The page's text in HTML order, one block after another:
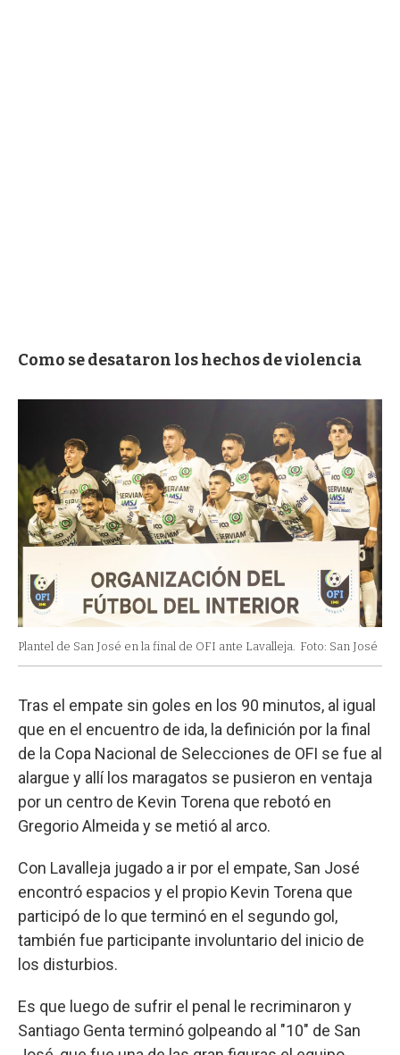
Como se desataron los hechos de violencia
Plantel de San José en la final de OFI ante Lavalleja. Foto: San José
Tras el empate sin goles en los 90 minutos, al igual
que en el encuentro de ida, la definición por la final
de la Copa Nacional de Selecciones de OFI se fue al
alargue y allí los maragatos se pusieron en ventaja
por un centro de Kevin Torena que rebotó en
Gregorio Almeida y se metió al arco.
Con Lavalleja jugado a ir por el empate, San José
encontró espacios y el propio Kevin Torena que
participó de lo que terminó en el segundo gol,
también fue participante involuntario del inicio de
los disturbios.
Es que luego de sufrir el penal le recriminaron y
Santiago Genta terminó golpeando al "10" de San